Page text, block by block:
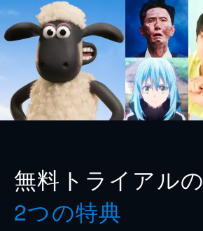
無料トライアルの
2つの特典